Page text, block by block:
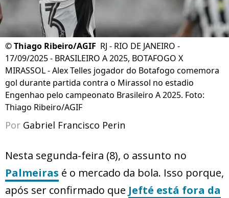
©Thiago Ribeiro/AGIF RJ - RIO DE JANEIRO -
17/09/2025 - BRASILEIRO A 2025, BOTAFOGO X
MIRASSOL - Alex Telles jogador do Botafogo comemora
gol durante partida contra o Mirassol no estadio
Engenhao pelo campeonato Brasileiro A 2025. Foto:
Thiago Ribeiro/AGIF
Por Gabriel Francisco Perin
Nesta segunda-feira (8), o assunto no
Palmeiras é o mercado da bola. Isso porque,
após ser confirmado que Jefté está fora da